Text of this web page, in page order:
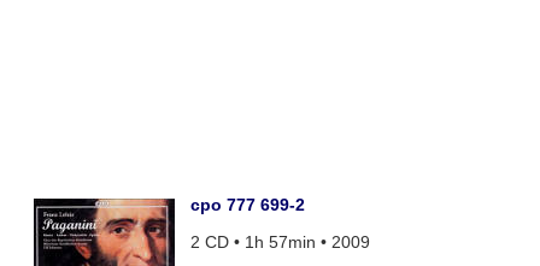
cpo 777 699-2
2 CD • 1h 57min • 2009